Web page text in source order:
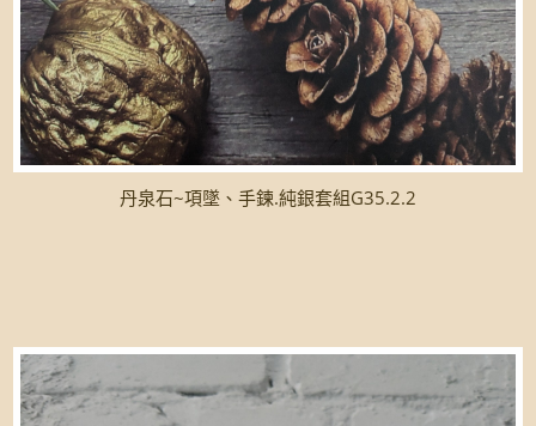
丹泉石~項墜、手鍊.純銀套組G35.2.2